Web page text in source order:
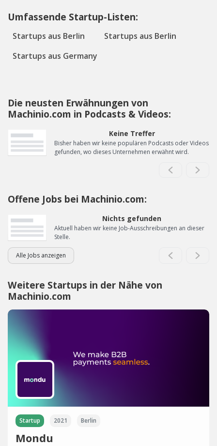
Umfassende Startup-Listen:
Startups aus Berlin
Startups aus Berlin
Startups aus Germany
Die neusten Erwähnungen von
Machinio.com in Podcasts & Videos:
Keine Treffer
Bisher haben wir keine populären Podcasts oder Videos
gefunden, wo dieses Unternehmen erwähnt wird.
Offene Jobs bei Machinio.com:
Nichts gefunden
Aktuell haben wir keine Job-Ausschreibungen an dieser
Stelle.
Alle Jobs anzeigen
Weitere Startups in der Nähe von
Machinio.com
Startup 2021 Berlin
Mondu